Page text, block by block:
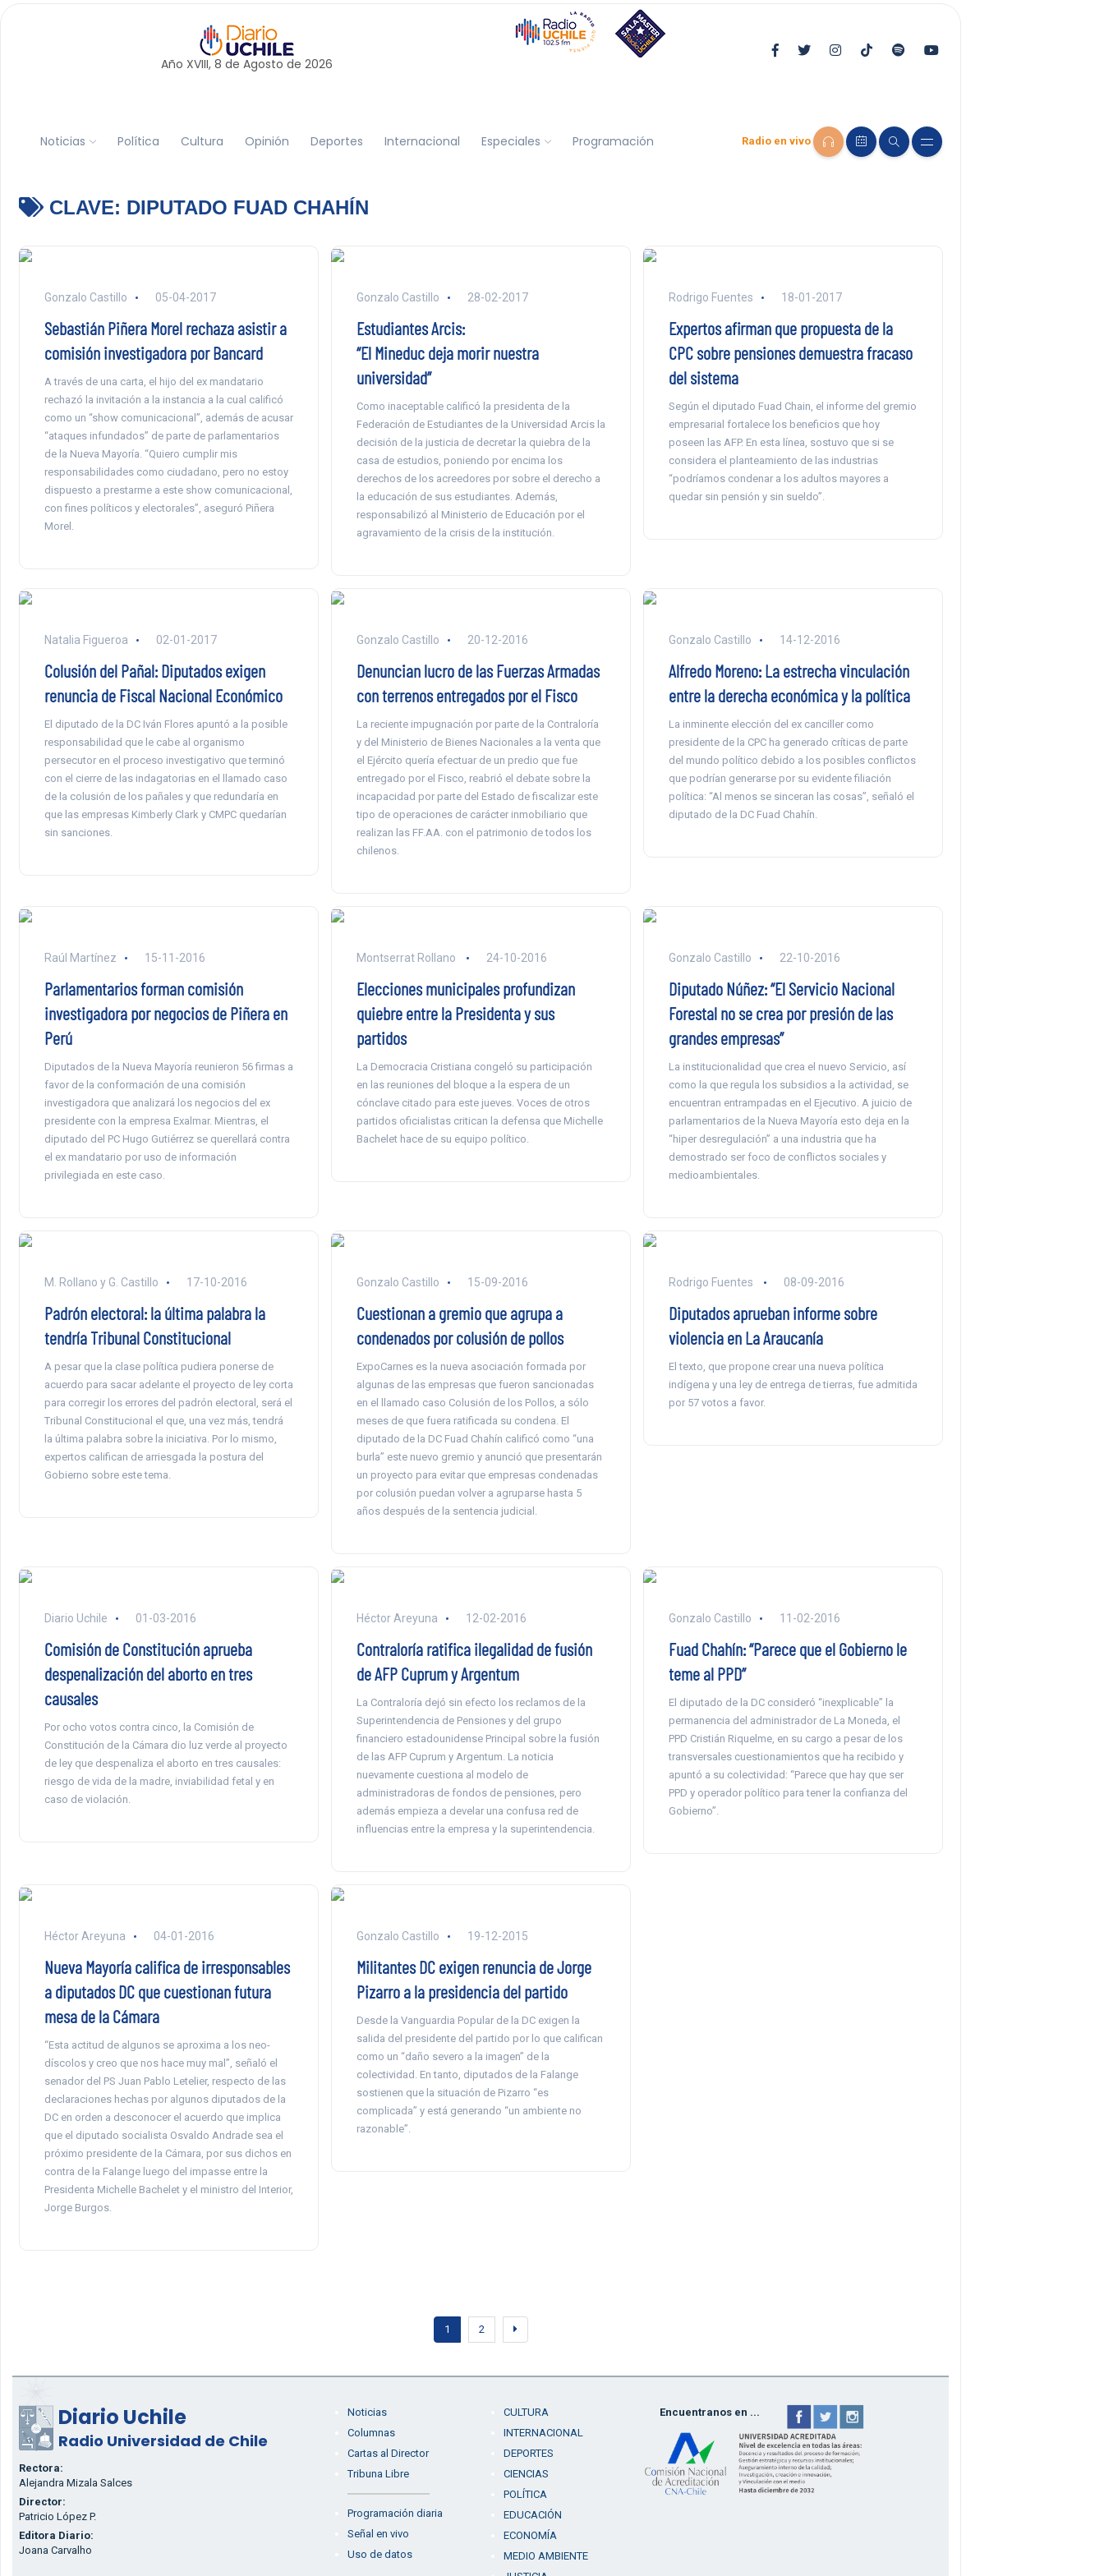
Año XVIII, 8 de Agosto de 2026
Noticias Política Cultura Opinión Deportes Internacional Especiales Programación Radio en vivo
CLAVE: DIPUTADO FUAD CHAHÍN
Gonzalo Castillo 05-04-2017
Sebastián Piñera Morel rechaza asistir a
comisión investigadora por Bancard
A través de una carta, el hijo del ex mandatario
rechazó la invitación a la instancia a la cual calificó
como un “show comunicacional”, además de acusar
“ataques infundados” de parte de parlamentarios
de la Nueva Mayoría. “Quiero cumplir mis
responsabilidades como ciudadano, pero no estoy
dispuesto a prestarme a este show comunicacional,
con fines políticos y electorales”, aseguró Piñera
Morel.
Gonzalo Castillo 28-02-2017
Estudiantes Arcis:
“El Mineduc deja morir nuestra
universidad”
Como inaceptable calificó la presidenta de la
Federación de Estudiantes de la Universidad Arcis la
decisión de la justicia de decretar la quiebra de la
casa de estudios, poniendo por encima los
derechos de los acreedores por sobre el derecho a
la educación de sus estudiantes. Además,
responsabilizó al Ministerio de Educación por el
agravamiento de la crisis de la institución.
Rodrigo Fuentes 18-01-2017
Expertos afirman que propuesta de la
CPC sobre pensiones demuestra fracaso
del sistema
Según el diputado Fuad Chain, el informe del gremio
empresarial fortalece los beneficios que hoy
poseen las AFP. En esta línea, sostuvo que si se
considera el planteamiento de las industrias
“podríamos condenar a los adultos mayores a
quedar sin pensión y sin sueldo”.
Natalia Figueroa 02-01-2017
Colusión del Pañal: Diputados exigen
renuncia de Fiscal Nacional Económico
El diputado de la DC Iván Flores apuntó a la posible
responsabilidad que le cabe al organismo
persecutor en el proceso investigativo que terminó
con el cierre de las indagatorias en el llamado caso
de la colusión de los pañales y que redundaría en
que las empresas Kimberly Clark y CMPC quedarían
sin sanciones.
Gonzalo Castillo 20-12-2016
Denuncian lucro de las Fuerzas Armadas
con terrenos entregados por el Fisco
La reciente impugnación por parte de la Contraloría
y del Ministerio de Bienes Nacionales a la venta que
el Ejército quería efectuar de un predio que fue
entregado por el Fisco, reabrió el debate sobre la
incapacidad por parte del Estado de fiscalizar este
tipo de operaciones de carácter inmobiliario que
realizan las FF.AA. con el patrimonio de todos los
chilenos.
Gonzalo Castillo 14-12-2016
Alfredo Moreno: La estrecha vinculación
entre la derecha económica y la política
La inminente elección del ex canciller como
presidente de la CPC ha generado críticas de parte
del mundo político debido a los posibles conflictos
que podrían generarse por su evidente filiación
política: “Al menos se sinceran las cosas”, señaló el
diputado de la DC Fuad Chahín.
Raúl Martínez 15-11-2016
Parlamentarios forman comisión
investigadora por negocios de Piñera en
Perú
Diputados de la Nueva Mayoría reunieron 56 firmas a
favor de la conformación de una comisión
investigadora que analizará los negocios del ex
presidente con la empresa Exalmar. Mientras, el
diputado del PC Hugo Gutiérrez se querellará contra
el ex mandatario por uso de información
privilegiada en este caso.
Montserrat Rollano 24-10-2016
Elecciones municipales profundizan
quiebre entre la Presidenta y sus
partidos
La Democracia Cristiana congeló su participación
en las reuniones del bloque a la espera de un
cónclave citado para este jueves. Voces de otros
partidos oficialistas critican la defensa que Michelle
Bachelet hace de su equipo político.
Gonzalo Castillo 22-10-2016
Diputado Núñez: “El Servicio Nacional
Forestal no se crea por presión de las
grandes empresas”
La institucionalidad que crea el nuevo Servicio, así
como la que regula los subsidios a la actividad, se
encuentran entrampadas en el Ejecutivo. A juicio de
parlamentarios de la Nueva Mayoría esto deja en la
“hiper desregulación” a una industria que ha
demostrado ser foco de conflictos sociales y
medioambientales.
M. Rollano y G. Castillo 17-10-2016
Padrón electoral: la última palabra la
tendría Tribunal Constitucional
A pesar que la clase política pudiera ponerse de
acuerdo para sacar adelante el proyecto de ley corta
para corregir los errores del padrón electoral, será el
Tribunal Constitucional el que, una vez más, tendrá
la última palabra sobre la iniciativa. Por lo mismo,
expertos califican de arriesgada la postura del
Gobierno sobre este tema.
Gonzalo Castillo 15-09-2016
Cuestionan a gremio que agrupa a
condenados por colusión de pollos
ExpoCarnes es la nueva asociación formada por
algunas de las empresas que fueron sancionadas
en el llamado caso Colusión de los Pollos, a sólo
meses de que fuera ratificada su condena. El
diputado de la DC Fuad Chahín calificó como “una
burla” este nuevo gremio y anunció que presentarán
un proyecto para evitar que empresas condenadas
por colusión puedan volver a agruparse hasta 5
años después de la sentencia judicial.
Rodrigo Fuentes 08-09-2016
Diputados aprueban informe sobre
violencia en La Araucanía
El texto, que propone crear una nueva política
indígena y una ley de entrega de tierras, fue admitida
por 57 votos a favor.
Diario Uchile 01-03-2016
Comisión de Constitución aprueba
despenalización del aborto en tres
causales
Por ocho votos contra cinco, la Comisión de
Constitución de la Cámara dio luz verde al proyecto
de ley que despenaliza el aborto en tres causales:
riesgo de vida de la madre, inviabilidad fetal y en
caso de violación.
Héctor Areyuna 12-02-2016
Contraloría ratifica ilegalidad de fusión
de AFP Cuprum y Argentum
La Contraloría dejó sin efecto los reclamos de la
Superintendencia de Pensiones y del grupo
financiero estadounidense Principal sobre la fusión
de las AFP Cuprum y Argentum. La noticia
nuevamente cuestiona al modelo de
administradoras de fondos de pensiones, pero
además empieza a develar una confusa red de
influencias entre la empresa y la superintendencia.
Gonzalo Castillo 11-02-2016
Fuad Chahín: “Parece que el Gobierno le
teme al PPD”
El diputado de la DC consideró “inexplicable” la
permanencia del administrador de La Moneda, el
PPD Cristián Riquelme, en su cargo a pesar de los
transversales cuestionamientos que ha recibido y
apuntó a su colectividad: “Parece que hay que ser
PPD y operador político para tener la confianza del
Gobierno”.
Héctor Areyuna 04-01-2016
Nueva Mayoría califica de irresponsables
a diputados DC que cuestionan futura
mesa de la Cámara
“Esta actitud de algunos se aproxima a los neo-
díscolos y creo que nos hace muy mal”, señaló el
senador del PS Juan Pablo Letelier, respecto de las
declaraciones hechas por algunos diputados de la
DC en orden a desconocer el acuerdo que implica
que el diputado socialista Osvaldo Andrade sea el
próximo presidente de la Cámara, por sus dichos en
contra de la Falange luego del impasse entre la
Presidenta Michelle Bachelet y el ministro del Interior,
Jorge Burgos.
Gonzalo Castillo 19-12-2015
Militantes DC exigen renuncia de Jorge
Pizarro a la presidencia del partido
Desde la Vanguardia Popular de la DC exigen la
salida del presidente del partido por lo que califican
como un “daño severo a la imagen” de la
colectividad. En tanto, diputados de la Falange
sostienen que la situación de Pizarro “es
complicada” y está generando “un ambiente no
razonable”.
1 2
Diario Uchile
Radio Universidad de Chile
Rectora:
Alejandra Mizala Salces
Director:
Patricio López P.
Editora Diario:
Joana Carvalho
Noticias
Columnas
Cartas al Director
Tribuna Libre
Programación diaria
Señal en vivo
Uso de datos
CULTURA
INTERNACIONAL
DEPORTES
CIENCIAS
POLÍTICA
EDUCACIÓN
ECONOMÍA
MEDIO AMBIENTE
Encuentranos en ...